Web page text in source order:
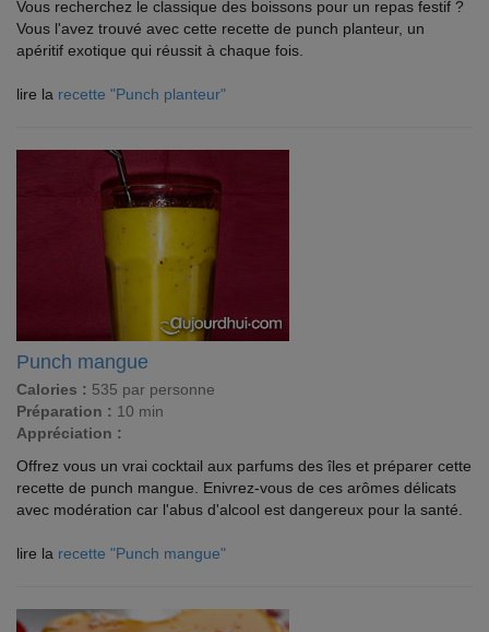
Vous recherchez le classique des boissons pour un repas festif ?
Vous l'avez trouvé avec cette recette de punch planteur, un
apéritif exotique qui réussit à chaque fois.
lire la recette "Punch planteur"
Punch mangue
Calories : 535 par personne
Préparation : 10 min
Appréciation :
Offrez vous un vrai cocktail aux parfums des îles et préparer cette
recette de punch mangue. Enivrez-vous de ces arômes délicats
avec modération car l'abus d'alcool est dangereux pour la santé.
lire la recette "Punch mangue"